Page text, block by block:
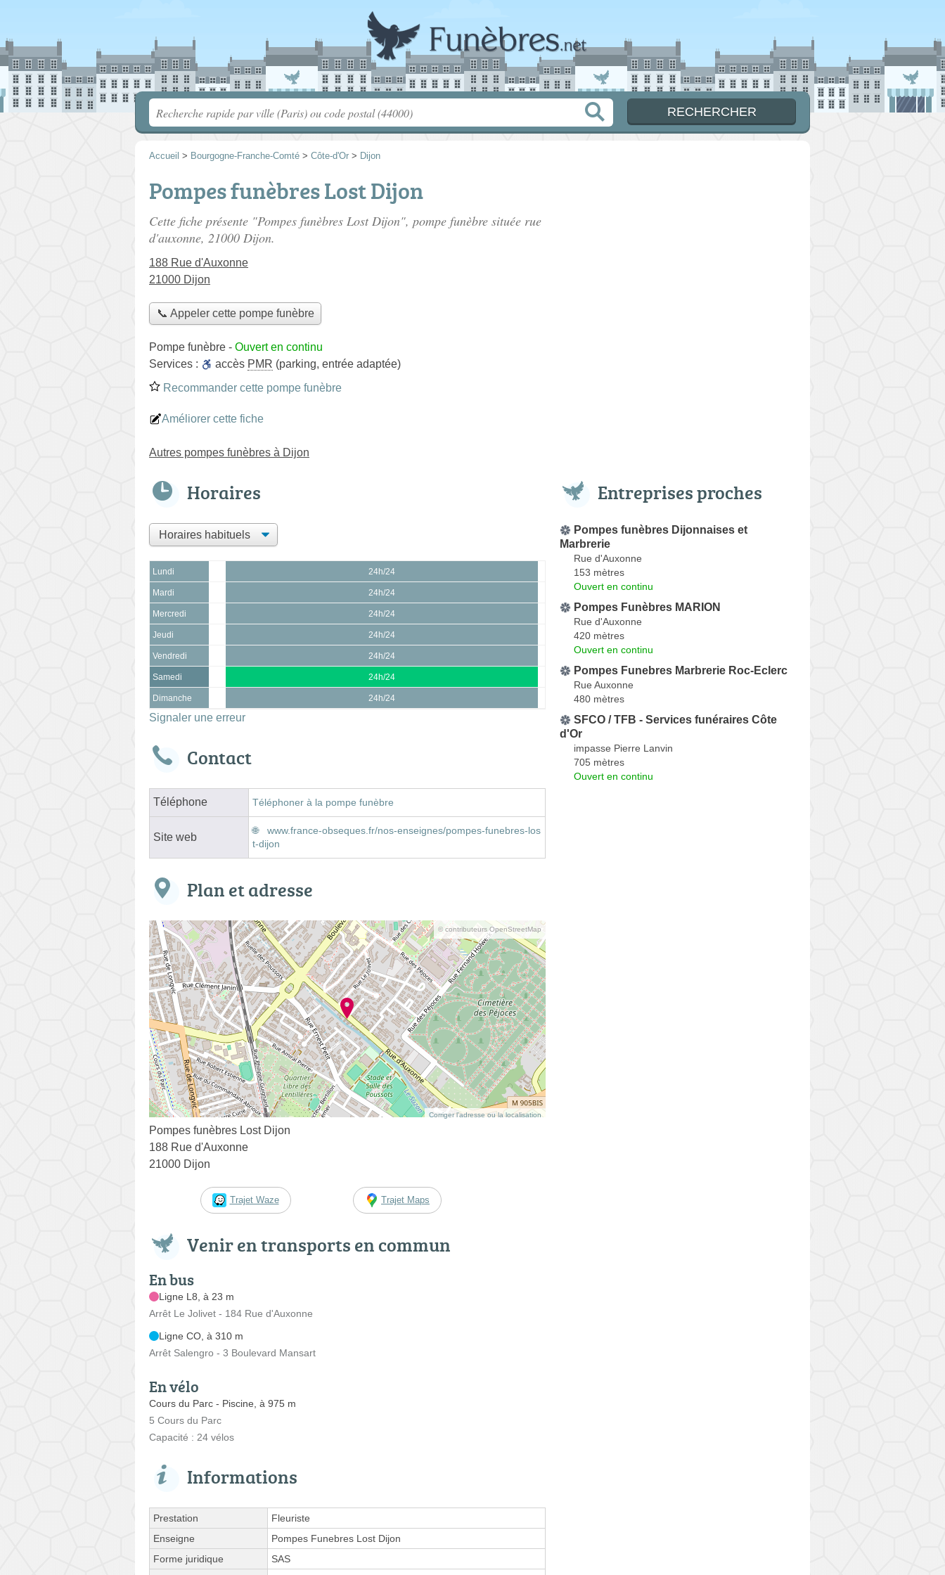
Accueil > Bourgogne-Franche-Comté > Côte-d'Or > Dijon
Pompes funèbres Lost Dijon
Cette fiche présente "Pompes funèbres Lost Dijon", pompe funèbre située rue
d'auxonne, 21000 Dijon.
188 Rue d'Auxonne
21000 Dijon
📞 Appeler cette pompe funèbre
Pompe funèbre - Ouvert en continu
Services :
accès PMR (parking, entrée adaptée)
Recommander cette pompe funèbre
Améliorer cette fiche
Autres pompes funèbres à Dijon
Horaires
Lundi 24h/24
Mardi 24h/24
Mercredi 24h/24
Jeudi 24h/24
Vendredi 24h/24
Samedi 24h/24
Dimanche 24h/24
Signaler une erreur
Contact
Téléphone Téléphoner à la pompe funèbre
Site web
www.france-obseques.fr/nos-enseignes/pompes-funebres-los
t-dijon
Plan et adresse
© contributeurs OpenStreetMap
Corriger l’adresse ou la localisation
Pompes funèbres Lost Dijon
188 Rue d'Auxonne
21000 Dijon
Trajet Waze Trajet Maps
Venir en transports en commun
En bus
Ligne L8, à 23 m
Arrêt Le Jolivet - 184 Rue d'Auxonne
Ligne CO, à 310 m
Arrêt Salengro - 3 Boulevard Mansart
En vélo
Cours du Parc - Piscine, à 975 m
5 Cours du Parc
Capacité : 24 vélos
Informations
Prestation
Fleuriste
Enseigne
Pompes Funebres Lost Dijon
Forme juridique
SAS
Entreprises proches
Pompes funèbres Dijonnaises et
Marbrerie
Rue d'Auxonne
153 mètres
Ouvert en continu
Pompes Funèbres MARION
Rue d'Auxonne
420 mètres
Ouvert en continu
Pompes Funebres Marbrerie Roc-Eclerc
Rue Auxonne
480 mètres
SFCO / TFB - Services funéraires Côte
d'Or
impasse Pierre Lanvin
705 mètres
Ouvert en continu